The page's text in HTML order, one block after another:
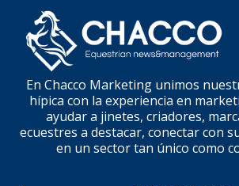
En Chacco Marketing unimos
hípica con la experiencia en
ayudar a jinetes, criadores,
ecuestres a destacar, conectar con
en un sector tan único como